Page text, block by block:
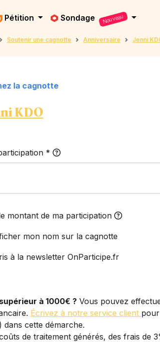
Pétition Sondage Nouveau
Soutenir une cagnotte Anniversaire Jenni
la cagnotte
KDO
*
montant de ma participation
mon nom sur la cagnotte
à la newsletter OnParticipe.fr
à 1000€ ? Vous pouvez
Écrivez à notre service client
dans cette démarche.
de traitement générés, des frais de